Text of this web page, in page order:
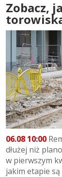
Zobacz,
06.08 10:00
dłużej niż
w pierwszym
jakim etapie są